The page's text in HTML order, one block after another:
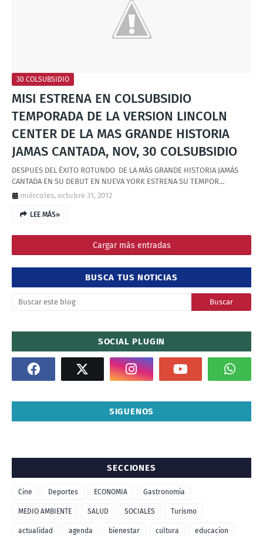
30 COLSUBSIDIO
MISI ESTRENA EN COLSUBSIDIO
TEMPORADA DE LA VERSION LINCOLN
CENTER DE LA MAS GRANDE HISTORIA
JAMAS CANTADA, NOV, 30 COLSUBSIDIO
DESPUES DEL ÉXITO ROTUNDO DE LA MÁS GRANDE HISTORIA JAMÁS
CANTADA EN SU DEBUT EN NUEVA YORK ESTRENA SU TEMPOR…
miércoles, octubre 31, 2012
LEE MÁS»
Cargar más entradas
BUSCA TUS NOTICIAS
SOCIAL PLUGIN
SIGUENOS
SECCIONES
Cine Deportes ECONOMIA Gastronomia
MEDIO AMBIENTE SALUD SOCIALES Turismo
actualidad agenda bienestar cultura educacion